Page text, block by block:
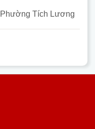
Phường Tích Lương